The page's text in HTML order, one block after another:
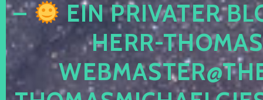
–
EIN PRIVATER
HERR-